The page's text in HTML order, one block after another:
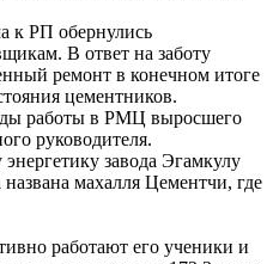
к РП обернулись
В ответ на заботу
ремонт в конечном итоге
цементников.
работы в РМЦ выросшего
руководителя.
завода Эгамкулу
махалля Цементчи, где
работают его ученики и